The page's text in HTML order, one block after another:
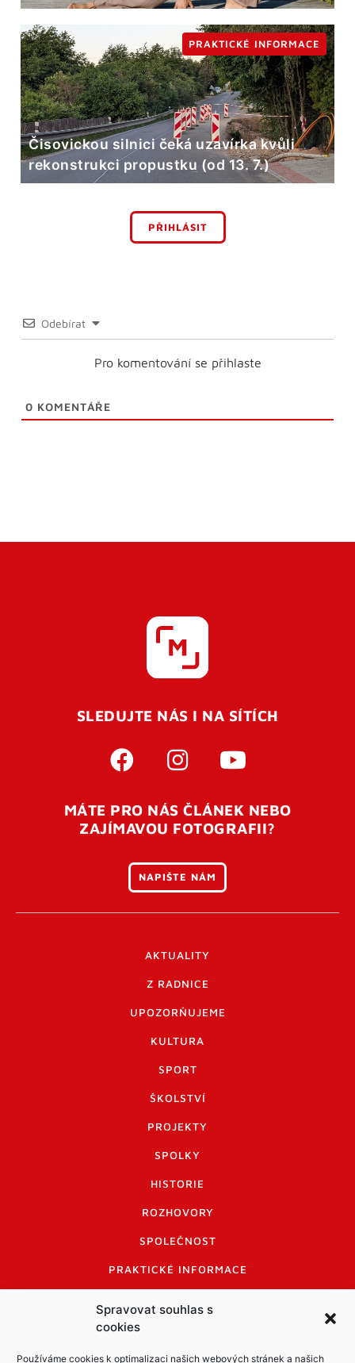
Spravovat souhlas s
cookies
Používáme cookies k optimalizaci našich webových stránek a našich
Čisovickou silnici čeká uzavírka kvůli
rekonstrukci propustku (od 13. 7.)
PRAKTICKÉ INFORMACE
PŘIHLÁSIT
Odebírat
Pro komentování se přihlaste
0 KOMENTÁŘE
SLEDUJTE NÁS I NA SÍTÍCH
MÁTE PRO NÁS ČLÁNEK NEBO
ZAJÍMAVOU FOTOGRAFII?
NAPIŠTE NÁM
AKTUALITY
Z RADNICE
UPOZORŇUJEME
KULTURA
SPORT
ŠKOLSTVÍ
PROJEKTY
SPOLKY
HISTORIE
ROZHOVORY
SPOLEČNOST
PRAKTICKÉ INFORMACE
INFORMACE A KODEX DISKUTUJÍCÍCH
LOGO A LOGO MANUÁL